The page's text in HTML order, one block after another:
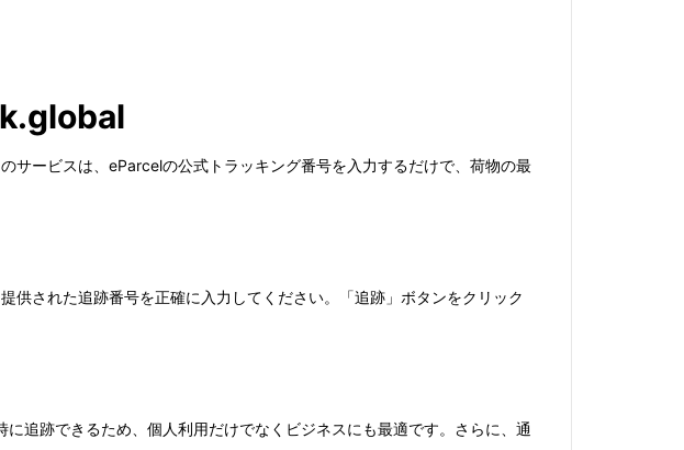
ービスは、eParcelの公式トラッキング番号を入力するだけで、荷物の最
された追跡番号を正確に入力してください。「追跡」ボタンをクリック
追跡できるため、個人利用だけでなくビジネスにも最適です。さらに、通